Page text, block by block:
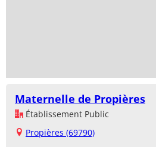
Maternelle de Propières
Établissement Public
Propières (69790)